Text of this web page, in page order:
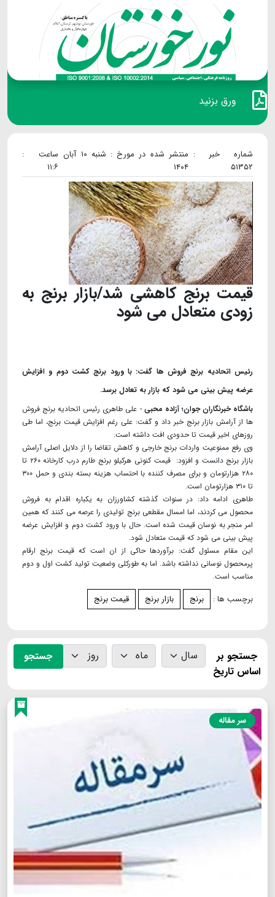
ورق بزنید
شماره خبر :
۵۱۳۵۲
منتشر شده در مورخ : شنبه ۱۰ آبان
۱۴۰۴
ساعت :
۱۱:۶
قیمت برنج کاهشی شد/بازار برنج به
زودی متعادل می شود
رئیس اتحادیه برنج فروش ها گفت: با ورود برنج کشت دوم و افزایش
عرضه پیش بینی می شود که بازار به تعادل برسد.
باشگاه خبرنگاران جوان؛ آزاده محبی - علی طاهری رئیس اتحادیه برنج فروش
ها از آرامش بازار برنج خبر داد و گفت: علی رغم افزایش قیمت برنج، اما طی
روزهای اخیر قیمت تا حدودی افت داشته است.
وی رفع ممنوعیت واردات برنج خارجی و کاهش تقاضا را از دلایل اصلی آرامش
بازار برنج دانست و افزود: قیمت کنونی هرکیلو برنج طارم درب کارخانه ۲۶۰ تا
۲۸۰ هزارتومان و برای مصرف کننده با احتساب هزینه بسته بندی و حمل ۳۰۰
تا ۳۱۰ هزارتومان است.
طاهری ادامه داد: در سنوات گذشته کشاورزان به یکباره اقدام به فروش
محصول می کردند، اما امسال مقطعی برنج تولیدی را عرصه می کنند‌ که همین
امر منجر به نوسان قیمت شده است. حال با ورود کشت دوم و افزایش عرضه
پیش بینی می شود که قیمت متعادل شود.
این مقام مسئول گفت: برآوردها حاکی از ان است که قیمت برنج ارقام
پرمحصول نوسانی نداشته باشد. اما به طورکلی وضعیت تولید کشت اول و دوم
مناسب است.
برچسب ها : برنج بازار برنج قیمت برنج
جستجو بر
اساس تاریخ
جستجو
سر مقاله